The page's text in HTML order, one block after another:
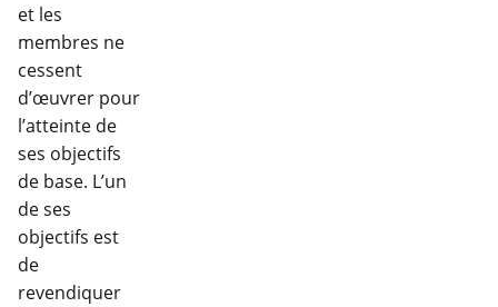
et les
membres ne
cessent
d’œuvrer pour
l’atteinte de
ses objectifs
de base. L’un
de ses
objectifs est
de
revendiquer